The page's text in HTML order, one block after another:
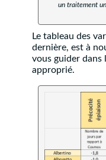
un traitement
Le tableau des
dernière, est à
vous guider
approprié.